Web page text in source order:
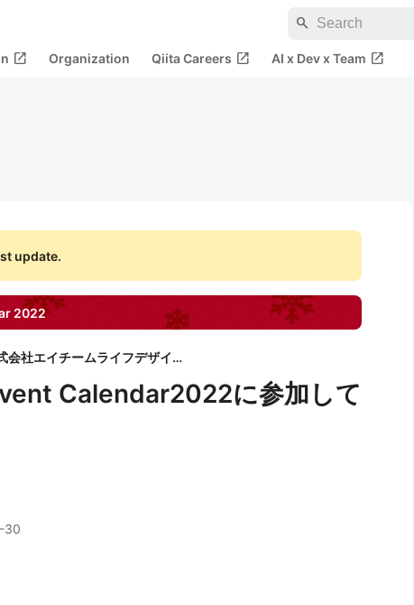
search
open_in_new Organization Qiita Careers open_in_new AI x Dev x Team open_in_new
update.
2022
株式会社エイチームライフデザイン
Calendar2022に参加して
30